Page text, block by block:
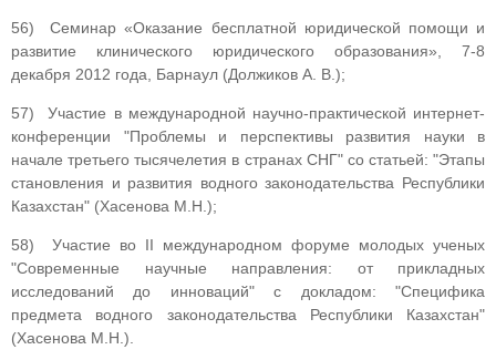
56) Семинар «Оказание бесплатной юридической помощи и
развитие клинического юридического образования», 7-8
декабря 2012 года, Барнаул (Должиков А. В.);
57) Участие в международной научно-практической интернет-
конференции "Проблемы и перспективы развития науки в
начале третьего тысячелетия в странах СНГ" со статьей: "Этапы
становления и развития водного законодательства Республики
Казахстан" (Хасенова М.Н.);
58) Участие во II международном форуме молодых ученых
"Современные научные направления: от прикладных
исследований до инноваций" с докладом: "Специфика
предмета водного законодательства Республики Казахстан"
(Хасенова М.Н.).